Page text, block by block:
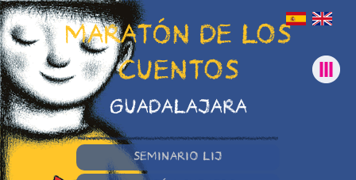
MARATÓN DE LOS
CUENTOS
GUADALAJARA
SEMINARIO LIJ